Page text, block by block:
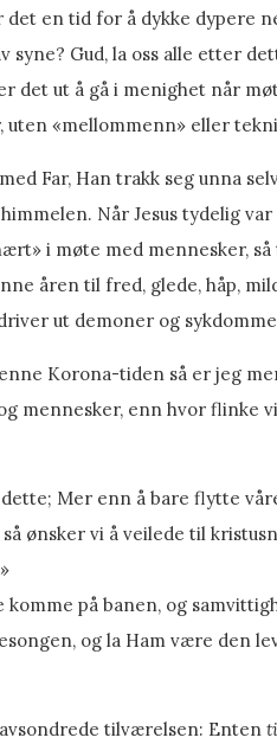
en tid for å dykke dypere
Gud, la oss alle etter
det ut å gå i menighet når
«mellommenn» eller
Far, Han trakk seg unna
Når Jesus tydelig
i møte med mennesker,
åren til fred, glede, håp,
ut demoner og
Korona-tiden så er jeg
mennesker, enn hvor flinke
Mer enn å bare flytte
ønsker vi å veilede til
komme på banen, og
og la Ham være den
tilværelsen: Enten